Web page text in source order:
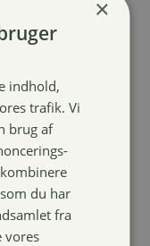
Horse
kr.
×
indhold,
trafik. Vi
brug af
du har
fra
vores